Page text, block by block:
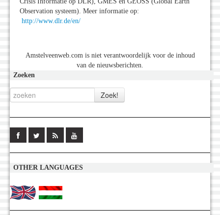
Observation systeem). Meer informatie op:
http://www.dlr.de/en/
Amstelveenweb.com is niet verantwoordelijk voor de inhoud
van de nieuwsberichten.
Zoeken
OTHER LANGUAGES